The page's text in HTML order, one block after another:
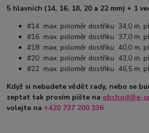
5 hlavních (14, 16, 18, 20 a 22 mm) + 1
#14 max. poloměr dostřiku 34,0 m,
#16 max. poloměr dostřiku 37,0 m,
#18 max. poloměr dostřiku 40,0 m,
#20 max. poloměr dostřiku 43,0 m,
#22 max. poloměr dostřiku 46,5 m,
Když si nebudete vědět rady, nebo se
zeptat tak prosím pište na obchod@e-
volejte na +420 737 200 336